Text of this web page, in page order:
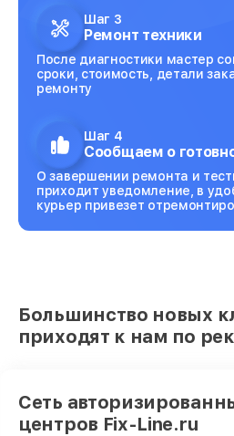
Шаг 3
Ремонт техники
После диагностики мастер
сроки, стоимость, детали
ремонту
Шаг 4
Сообщаем о
О завершении ремонта и
приходит уведомление, в
курьер привезет
Большинство новых
приходят к нам по
Сеть
центров Fix-Line.ru